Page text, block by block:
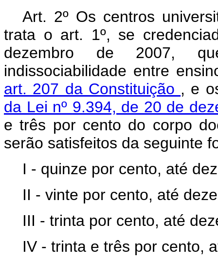
Art. 2º Os centros
trata o art. 1º, se
dezembro de 2007,
indissociabilidade entre
art. 207 da Constituição , e
da Lei nº 9.394, de 20 de
e três por cento do corpo
serão satisfeitos da seguinte
I - quinze por cento, até
II - vinte por cento, até
III - trinta por cento, até
IV - trinta e três por cento,